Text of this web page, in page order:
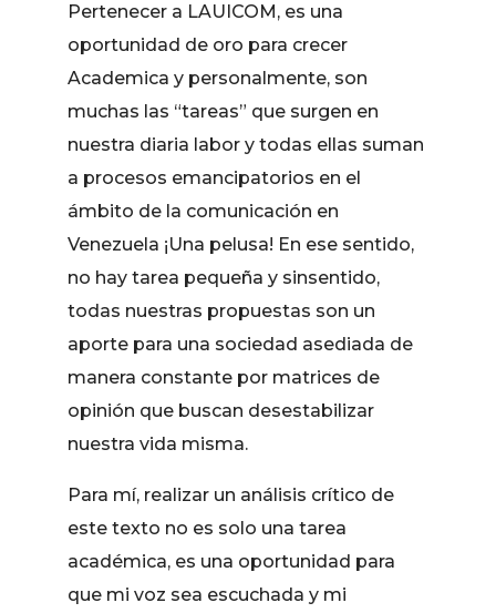
Pertenecer a LAUICOM, es una
oportunidad de oro para crecer
Academica y personalmente, son
muchas las “tareas” que surgen en
nuestra diaria labor y todas ellas suman
a procesos emancipatorios en el
ámbito de la comunicación en
Venezuela ¡Una pelusa! En ese sentido,
no hay tarea pequeña y sinsentido,
todas nuestras propuestas son un
aporte para una sociedad asediada de
manera constante por matrices de
opinión que buscan desestabilizar
nuestra vida misma.
Para mí, realizar un análisis crítico de
este texto no es solo una tarea
académica, es una oportunidad para
que mi voz sea escuchada y mi